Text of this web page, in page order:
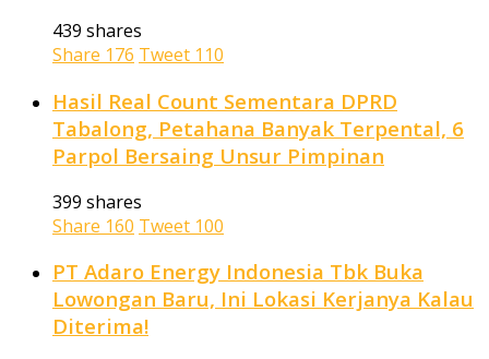
439 shares
Share 176 Tweet 110
Hasil Real Count Sementara DPRD
Tabalong, Petahana Banyak Terpental, 6
Parpol Bersaing Unsur Pimpinan
399 shares
Share 160 Tweet 100
PT Adaro Energy Indonesia Tbk Buka
Lowongan Baru, Ini Lokasi Kerjanya Kalau
Diterima!